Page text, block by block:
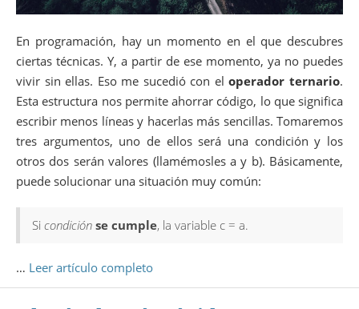
En programación, hay un momento en el que descubres
ciertas técnicas. Y, a partir de ese momento, ya no puedes
vivir sin ellas. Eso me sucedió con eloperador ternario.
Esta estructura nos permite ahorrar código, lo que significa
escribir menos líneas y hacerlas más sencillas. Tomaremos
tres argumentos, uno de ellos será una condición y los
otros dos serán valores (llamémosles a y b). Básicamente,
puede solucionar una situación muy común:
Si condición se cumple, la variable c = a.
… Leer artículo completo